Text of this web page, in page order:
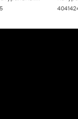
V9030M,
404142